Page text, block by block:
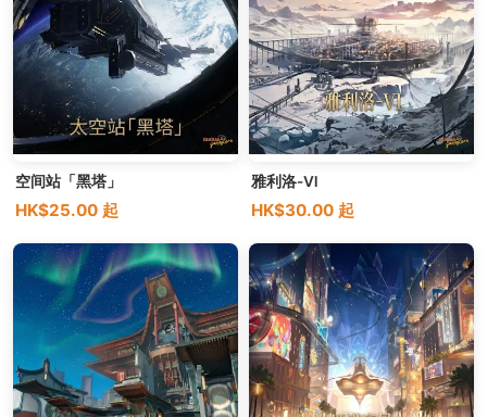
空间站「黑塔」
HK$25.00 起
雅利洛-Ⅵ
HK$30.00 起